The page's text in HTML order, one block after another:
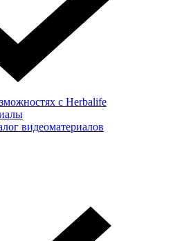
с Herbalife
видеоматериалов